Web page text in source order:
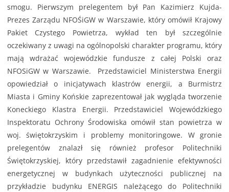
smogu. Pierwszym prelegentem był Pan Kazimierz Kujda-
Prezes Zarządu NFOŚiGW w Warszawie, który omówił Krajowy
Pakiet Czystego Powietrza, wykład ten był szczególnie
oczekiwany z uwagi na ogólnopolski charakter programu, który
mają wdrażać wojewódzkie fundusze z całej Polski oraz
NFOSiGW w Warszawie. Przedstawiciel Ministerstwa Energii
opowiedział o inicjatywach klastrów energii, a Burmistrz
Miasta i Gminy Końskie zaprezentował jak wygląda tworzenie
Koneckiego Klastra Energii. Przedstawiciel Wojewódzkiego
Inspektoratu Ochrony Środowiska omówił stan powietrza w
woj. świętokrzyskim i problemy monitoringowe. W gronie
prelegentów znalazł się również profesor Politechniki
Świętokrzyskiej, który przedstawił zagadnienie efektywności
energetycznej w budynkach użyteczności publicznej na
przykładzie budynku ENERGIS należącego do Politechniki